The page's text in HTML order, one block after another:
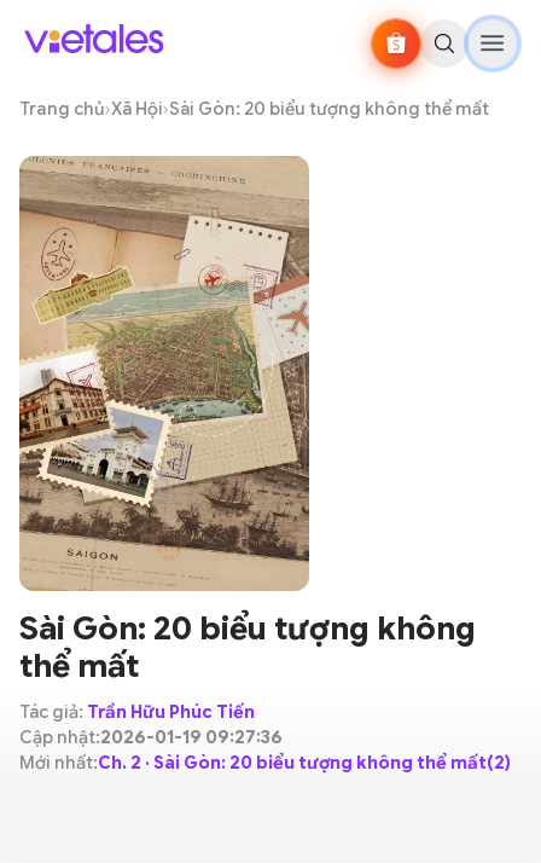
Trang chủ›Xã Hội›Sài Gòn: 20 biểu tượng không thể mất
Sài Gòn: 20 biểu tượng không
thể mất
Tác giả: Trần Hữu Phúc Tiến
Cập nhật:2026-01-19 09:27:36
Mới nhất:Ch. 2 · Sài Gòn: 20 biểu tượng không thể mất(2)